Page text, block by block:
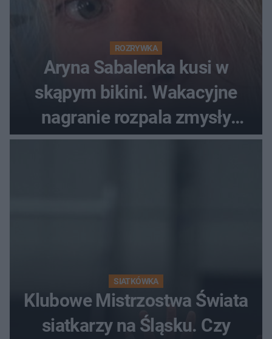
ROZRYWKA
Aryna Sabalenka kusi w
skąpym bikini. Wakacyjne
nagranie rozpala zmysły
fanów
SIATKÓWKA
Klubowe Mistrzostwa Świata
siatkarzy na Śląsku. Czy